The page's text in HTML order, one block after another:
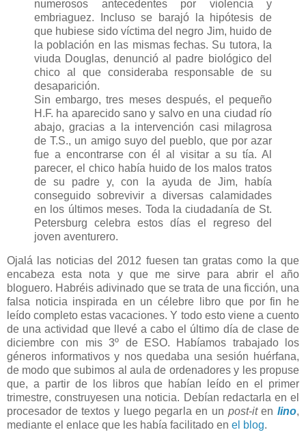
numerosos antecedentes por violencia y
embriaguez. Incluso se barajó la hipótesis de
que hubiese sido víctima del negro Jim, huido de
la población en las mismas fechas. Su tutora, la
viuda Douglas, denunció al padre biológico del
chico al que consideraba responsable de su
desaparición.
Sin embargo, tres meses después, el pequeño
H.F. ha aparecido sano y salvo en una ciudad río
abajo, gracias a la intervención casi milagrosa
de T.S., un amigo suyo del pueblo, que por azar
fue a encontrarse con él al visitar a su tía. Al
parecer, el chico había huido de los malos tratos
de su padre y, con la ayuda de Jim, había
conseguido sobrevivir a diversas calamidades
en los últimos meses. Toda la ciudadanía de St.
Petersburg celebra estos días el regreso del
joven aventurero.
Ojalá las noticias del 2012 fuesen tan gratas como la que
encabeza esta nota y que me sirve para abrir el año
bloguero. Habréis adivinado que se trata de una ficción, una
falsa noticia inspirada en un célebre libro que por fin he
leído completo estas vacaciones. Y todo esto viene a cuento
de una actividad que llevé a cabo el último día de clase de
diciembre con mis 3º de ESO. Habíamos trabajado los
géneros informativos y nos quedaba una sesión huérfana,
de modo que subimos al aula de ordenadores y les propuse
que, a partir de los libros que habían leído en el primer
trimestre, construyesen una noticia. Debían redactarla en el
procesador de textos y luego pegarla en un post-itenlino,
mediante el enlace que les había facilitado en el blog.